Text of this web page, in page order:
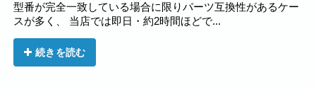
型番が完全一致している場合に限りパーツ互換性があるケー
スが多く、 当店では即日・約2時間ほどで...
続きを読む